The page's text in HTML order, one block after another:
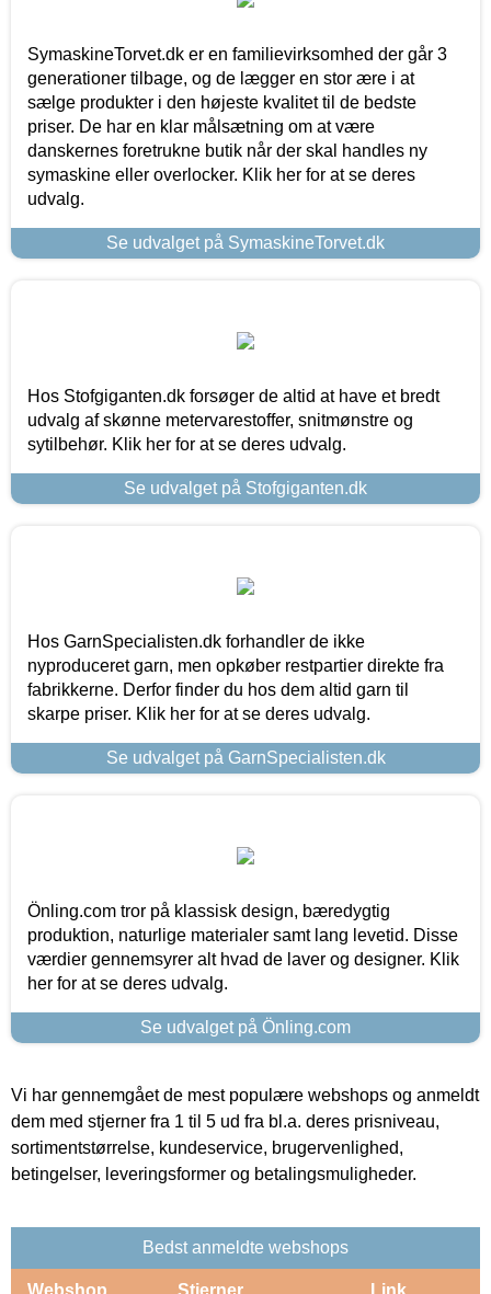
SymaskineTorvet.dk er en familievirksomhed der går 3
generationer tilbage, og de lægger en stor ære i at
sælge produkter i den højeste kvalitet til de bedste
priser. De har en klar målsætning om at være
danskernes foretrukne butik når der skal handles ny
symaskine eller overlocker. Klik her for at se deres
udvalg.
Se udvalget på SymaskineTorvet.dk
Hos Stofgiganten.dk forsøger de altid at have et bredt
udvalg af skønne metervarestoffer, snitmønstre og
sytilbehør. Klik her for at se deres udvalg.
Se udvalget på Stofgiganten.dk
Hos GarnSpecialisten.dk forhandler de ikke
nyproduceret garn, men opkøber restpartier direkte fra
fabrikkerne. Derfor finder du hos dem altid garn til
skarpe priser. Klik her for at se deres udvalg.
Se udvalget på GarnSpecialisten.dk
Önling.com tror på klassisk design, bæredygtig
produktion, naturlige materialer samt lang levetid. Disse
værdier gennemsyrer alt hvad de laver og designer. Klik
her for at se deres udvalg.
Se udvalget på Önling.com
Vi har gennemgået de mest populære webshops og anmeldt
dem med stjerner fra 1 til 5 ud fra bl.a. deres prisniveau,
sortimentstørrelse, kundeservice, brugervenlighed,
betingelser, leveringsformer og betalingsmuligheder.
Bedst anmeldte webshops
Webshop Stjerner Link